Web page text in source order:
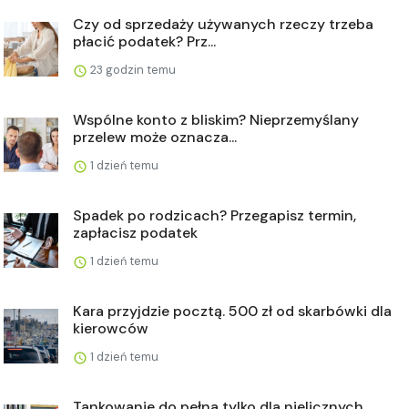
Czy od sprzedaży używanych rzeczy trzeba
płacić podatek? Prz...
23 godzin temu
Wspólne konto z bliskim? Nieprzemyślany
przelew może oznacza...
1 dzień temu
Spadek po rodzicach? Przegapisz termin,
zapłacisz podatek
1 dzień temu
Kara przyjdzie pocztą. 500 zł od skarbówki dla
kierowców
1 dzień temu